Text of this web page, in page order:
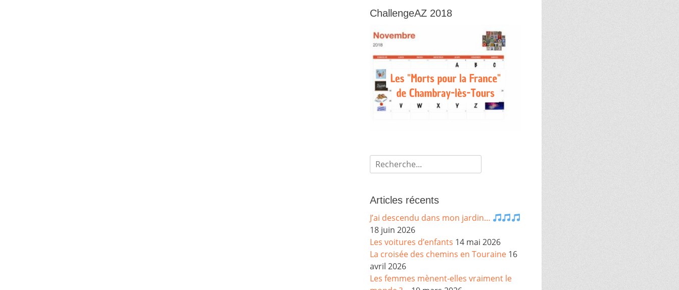
ChallengeAZ 2018
Recherche
de:
Articles récents
J’ai descendu dans mon jardin…
18 juin 2026
Les voitures d’enfants 14 mai 2026
La croisée des chemins en Touraine 16
avril 2026
Les femmes mènent-elles vraiment le